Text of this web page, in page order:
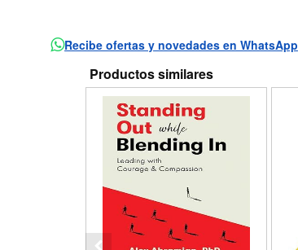
Recibe ofertas y novedades en WhatsApp
Productos similares